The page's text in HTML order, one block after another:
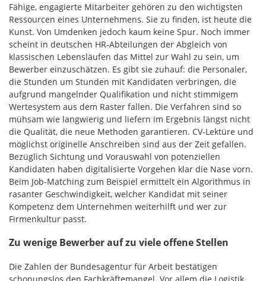
Fähige, engagierte Mitarbeiter gehören zu den wichtigsten
Ressourcen eines Unternehmens. Sie zu finden, ist heute die
Kunst. Von Umdenken jedoch kaum keine Spur. Noch immer
scheint in deutschen HR-Abteilungen der Abgleich von
klassischen Lebensläufen das Mittel zur Wahl zu sein, um
Bewerber einzuschätzen. Es gibt sie zuhauf: die Personaler,
die Stunden um Stunden mit Kandidaten verbringen, die
aufgrund mangelnder Qualifikation und nicht stimmigem
Wertesystem aus dem Raster fallen. Die Verfahren sind so
mühsam wie langwierig und liefern im Ergebnis längst nicht
die Qualität, die neue Methoden garantieren. CV-Lektüre und
möglichst originelle Anschreiben sind aus der Zeit gefallen.
Bezüglich Sichtung und Vorauswahl von potenziellen
Kandidaten haben digitalisierte Vorgehen klar die Nase vorn.
Beim Job-Matching zum Beispiel ermittelt ein Algorithmus in
rasanter Geschwindigkeit, welcher Kandidat mit seiner
Kompetenz dem Unternehmen weiterhilft und wer zur
Firmenkultur passt.
Zu wenige Bewerber auf zu viele offene Stellen
Die Zahlen der Bundesagentur für Arbeit bestätigen
schonungslos den Fachkräftemangel. Vor allem die Logistik